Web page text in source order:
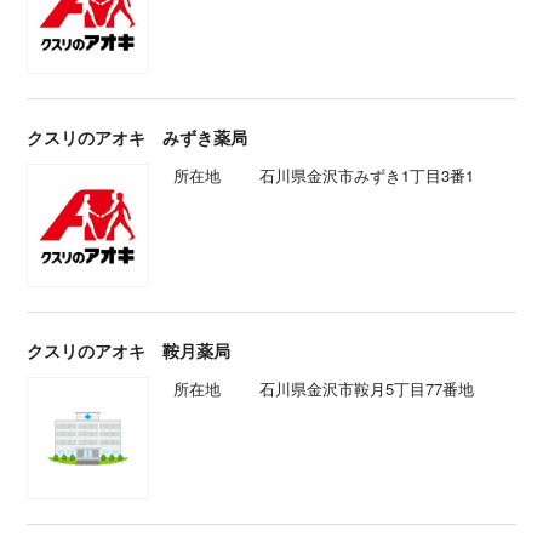
クスリのアオキ みずき薬局
所在地 石川県金沢市みずき1丁目3番1
クスリのアオキ 鞍月薬局
所在地 石川県金沢市鞍月5丁目77番地